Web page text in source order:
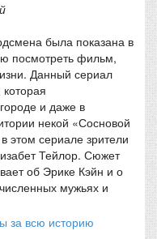
была показана в
посмотреть фильм,
Данный сериал
и даже в
некой «Сосновой
этом сериале зрители
Тейлор. Сюжет
об Эрике Кэйн и о
мужьях и